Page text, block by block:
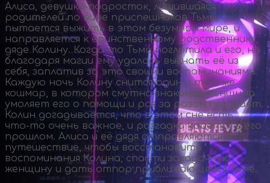
Алиса, девушка-подросток, лишившаяся
родителей по вине приспешников Тьмы,
пытается выжить в этом безумном мире, и
направляется к единственному родственнику,
дяде Колину. Когда-то Тьма поглотила и его, но
благодаря магии ему удалось выгнать её из
себя, заплатив за это своими воспоминаниями.
Каждую ночь Колину снится один и тот же
кошмар, в котором смутно знакомая женщина
умоляет его о помощи и раз за разом погибает.
Колин догадывается, что в этом сне есть
что-то очень важное, и разгадка кроется в его
прошлом. Алиса и её дядя отправляются в
путешествие, чтобы восстановить
воспоминания Колина, спасти загадочную
женщину и дать отпор приближающейся Тьме.